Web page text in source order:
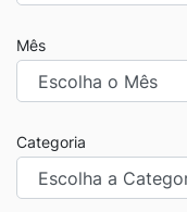
Mês
Categoria